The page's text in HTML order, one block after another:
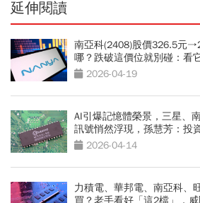
延伸閱讀
南亞科(2408)股價326.5元
哪？跌破這價位就別碰：看
2026-04-19
AI引爆記憶體榮景，三星、
訊號悄然浮現，孫慧芳：投
2026-04-14
力積電、華邦電、南亞科、
買？老手看好「這2檔」，